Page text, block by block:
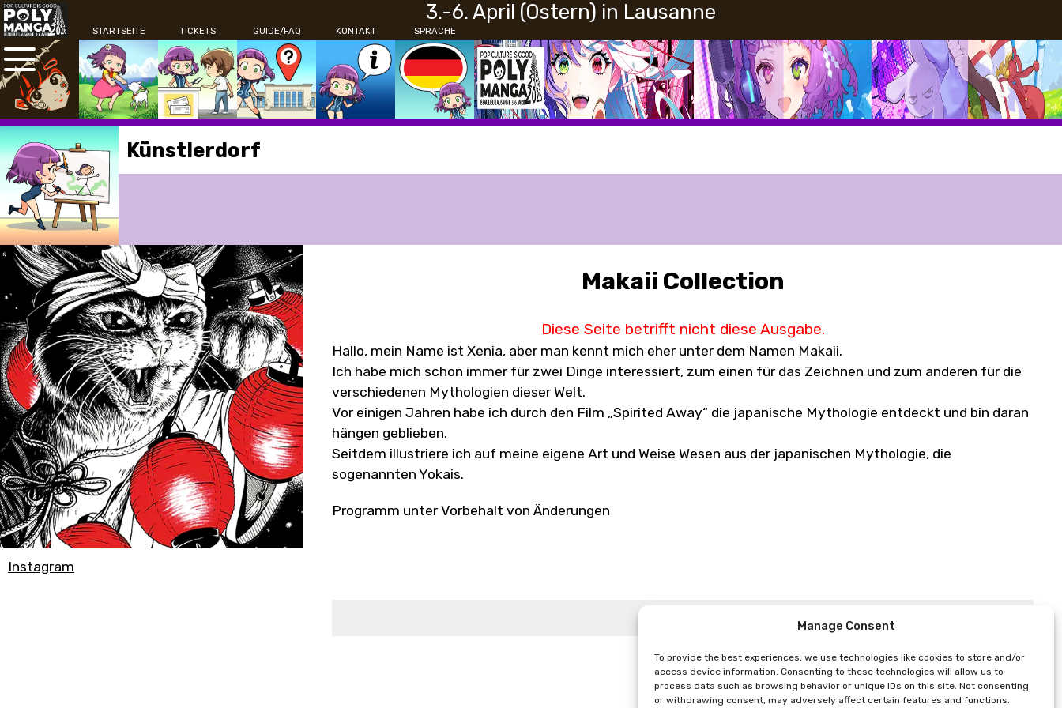
Manage Consent
To provide the best experiences, we use technologies like cookies to store and/or
access device information. Consenting to these technologies will allow us to
process data such as browsing behavior or unique IDs on this site. Not consenting
or withdrawing consent, may adversely affect certain features and functions.
3.-6. April (Ostern) in Lausanne
SPRACHE
STARTSEITE TICKETS GUIDE/FAQ KONTAKT
Künstlerdorf
Instagram
Makaii Collection
Diese Seite betrifft nicht diese Ausgabe.
Hallo, mein Name ist Xenia, aber man kennt mich eher unter dem Namen Makaii.
Ich habe mich schon immer für zwei Dinge interessiert, zum einen für das Zeichnen und zum anderen für die
verschiedenen Mythologien dieser Welt.
Vor einigen Jahren habe ich durch den Film „Spirited Away“ die japanische Mythologie entdeckt und bin daran
hängen geblieben.
Seitdem illustriere ich auf meine eigene Art und Weise Wesen aus der japanischen Mythologie, die
sogenannten Yokais.
Programm unter Vorbehalt von Änderungen